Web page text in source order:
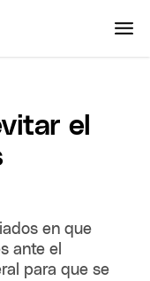
el
en que
ante el
para que se